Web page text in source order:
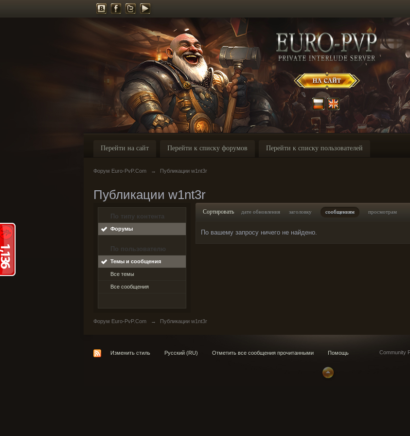
Перейти на сайт Перейти к списку форумов Перейти к списку пользователей
Форум Euro-PvP.Com → Публикации w1nt3r
Публикации w1nt3r
По типу контента
Форумы
По пользователю
Темы и сообщения
Все темы
Все сообщения
Сортировать дате обновления заголовку сообщениям просмотрам
По вашему запросу ничего не найдено.
Форум Euro-PvP.Com → Публикации w1nt3r
Изменить стиль Русский (RU) Отметить все сообщения прочитанными Помощь Community